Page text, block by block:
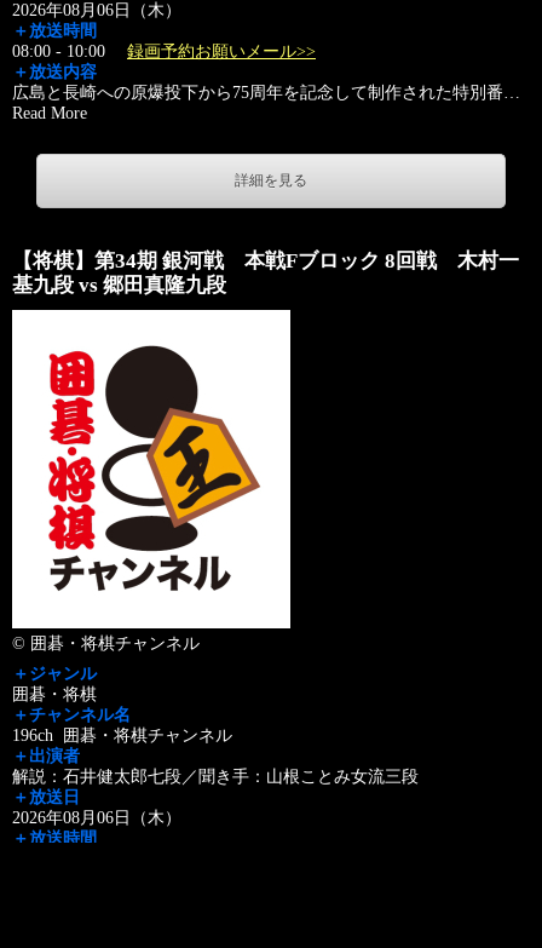
2026年08月06日（木）
＋放送時間
08:00 - 10:00 録画予約お願いメール>>
＋放送内容
広島と長崎への原爆投下から75周年を記念して制作された特別番…
Read More
詳細を見る
【将棋】第34期 銀河戦 本戦Fブロック 8回戦 木村一
基九段 vs 郷田真隆九段
© 囲碁・将棋チャンネル
＋ジャンル
囲碁・将棋
＋チャンネル名
196ch 囲碁・将棋チャンネル
＋出演者
解説：石井健太郎七段／聞き手：山根ことみ女流三段
＋放送日
2026年08月06日（木）
＋放送時間